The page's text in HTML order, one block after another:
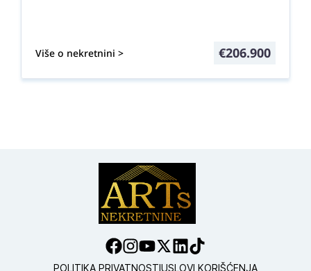
Više o nekretnini > €206.900
POLITIKA PRIVATNOSTIUSLOVI KORIŠĆENJA